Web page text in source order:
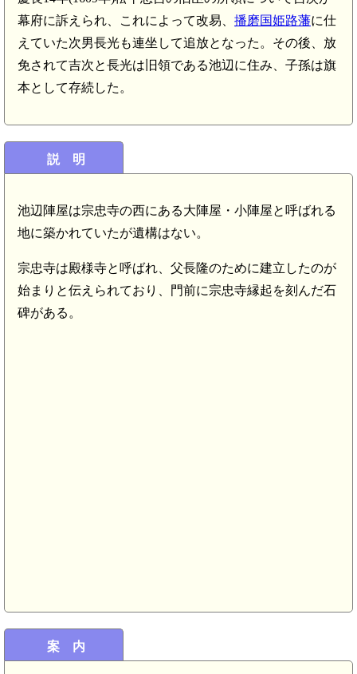
幕府に訴えられ、これによって改易、 播磨国姫路藩に仕
えていた次男長光も連坐して追放となった。その後、放
免されて吉次と長光は旧領である池辺に住み、子孫は旗
本として存続した。
説 明
池辺陣屋は宗忠寺の西にある大陣屋・小陣屋と呼ばれる
地に築かれていたが遺構はない。
宗忠寺は殿様寺と呼ばれ、父長隆のために建立したのが
始まりと伝えられており、門前に宗忠寺縁起を刻んだ石
碑がある。
案 内